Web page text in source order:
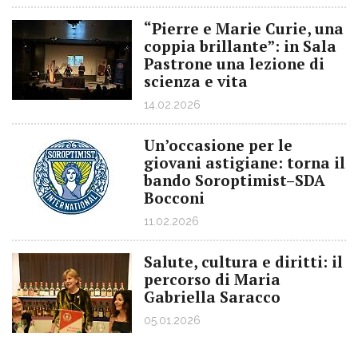
“Pierre e Marie Curie, una
coppia brillante”: in Sala
Pastrone una lezione di
scienza e vita
14.02.2026
Un’occasione per le
giovani astigiane: torna il
bando Soroptimist–SDA
Bocconi
11.02.2026
Salute, cultura e diritti: il
percorso di Maria
Gabriella Saracco
05.01.2026